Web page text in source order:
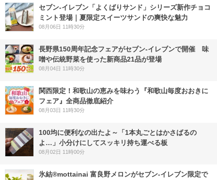
セブン‐イレブン「よくばりサンド」シリーズ新作チョコ
ミント登場｜夏限定スイーツサンドの爽快な魅力
08月06日 11時30分
長野県150周年記念フェアがセブン-イレブンで開催 味
噌や伝統野菜を使った新商品21品が登場
08月04日 11時30分
関西限定！和歌山の恵みを味わう『和歌山毎度おおきに
フェア』全商品徹底紹介
08月03日 11時30分
100均に便利なの出たよ～「1本丸ごとはかさばるの
よ…」小分けにしてスッキリ持ち運べる板
08月02日 11時00分
氷結®mottainai 富良野メロンがセブン‐イレブン限定で